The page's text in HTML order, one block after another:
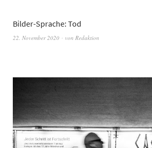
Bilder-Sprache: Tod
22. November 2020 von Redaktion